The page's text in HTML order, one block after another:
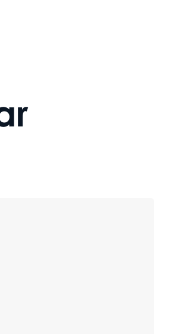
Drzwi wewnętrzne